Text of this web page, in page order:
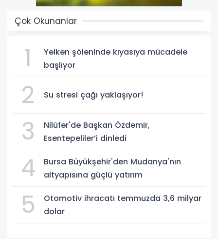
Çok Okunanlar
1
Yelken şöleninde kıyasıya mücadele
başlıyor
2 Su stresi çağı yaklaşıyor!
3
Nilüfer'de Başkan Özdemir,
Esentepeliler’i dinledi
4
Bursa Büyükşehir'den Mudanya'nın
altyapısına güçlü yatırım
5
Otomotiv ihracatı temmuzda 3,6 milyar
dolar